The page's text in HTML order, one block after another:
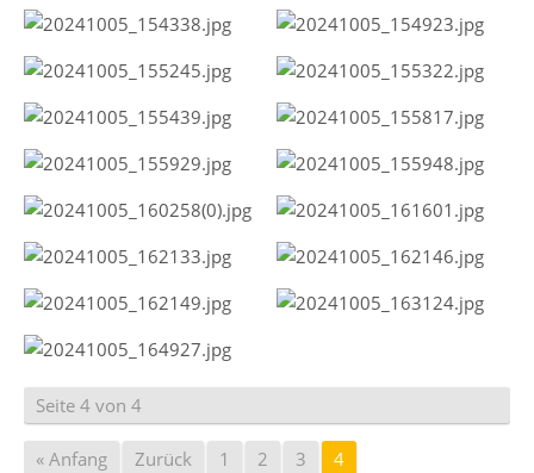
Seite 4 von 4
« Anfang Zurück 1 2 3 4